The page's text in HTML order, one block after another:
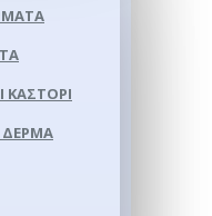
ΚΑΣΤΌΡΙ
ΔΈΡΜΑ